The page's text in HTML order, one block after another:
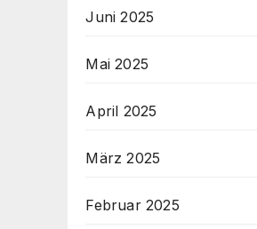
Juni 2025
Mai 2025
April 2025
März 2025
Februar 2025